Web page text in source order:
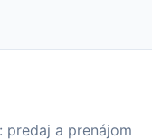
predaj a prenájom